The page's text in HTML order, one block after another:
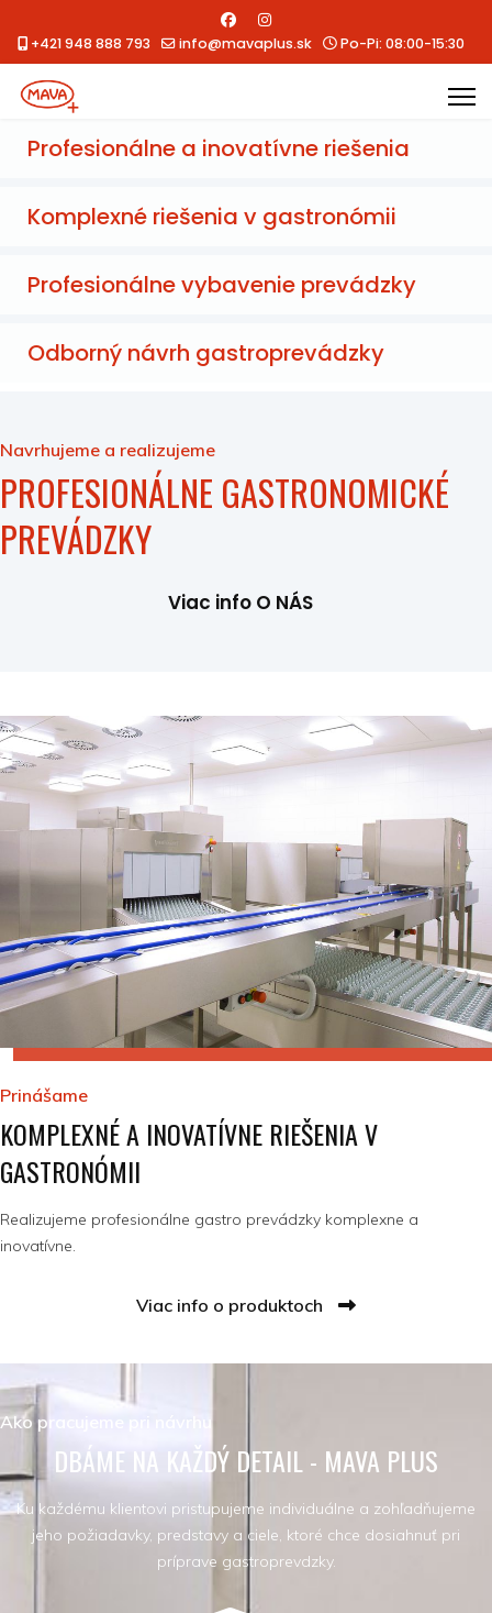
+421 948 888 793 info@mavaplus.sk Po-Pi: 08:00-15:30
Profesionálne a inovatívne riešenia
Komplexné riešenia v gastronómii
Profesionálne vybavenie prevádzky
Odborný návrh gastroprevádzky
Navrhujeme a realizujeme
PROFESIONÁLNE GASTRONOMICKÉ
PREVÁDZKY
Viac info O NÁS
Prinášame
KOMPLEXNÉ A INOVATÍVNE RIEŠENIA V
GASTRONÓMII
Realizujeme profesionálne gastro prevádzky komplexne a
inovatívne.
Viac info o produktoch
Ako pracujeme pri návrhu
DBÁME NA KAŽDÝ DETAIL - MAVA PLUS
Ku každému klientovi pristupujeme individuálne a zohľadňujeme
jeho požiadavky, predstavy a ciele, ktoré chce dosiahnuť pri
príprave gastroprevdzky.